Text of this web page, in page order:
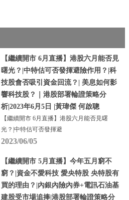
【繼續開市 6月直播】港股六月能否見
曙光？|中特估可否發揮避險作用？|科
技股會否吸引資金回流？| 美息如何影
響科技股？｜港股部署輪證策略分
析|2023年6月5日 |黃瑋傑 何啟聰
【繼續開市 6月直播】港股六月能否見曙
光？|中特估可否發揮避
2023/06/05
【繼續開市 5月直播】今年五月窮不
窮？|資金不愛科技 愛央特股 央特股有
買的理由？|內銀內險內券+電訊石油基
建股受市場追捧|港股部署輪證策略分